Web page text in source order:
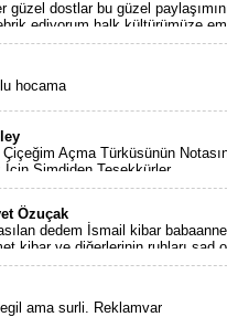
güzel dostlar bu güzel
ediyorum halk kültürümüze
bizlere sizlerin sayesinde
hocama
Açma Türküsünün
Şimdiden Teşekkürler.
Özuçak
dedem İsmail kibar
kibar ve diğerlerinin ruhları şad
paşa
ama surli. Reklamvar